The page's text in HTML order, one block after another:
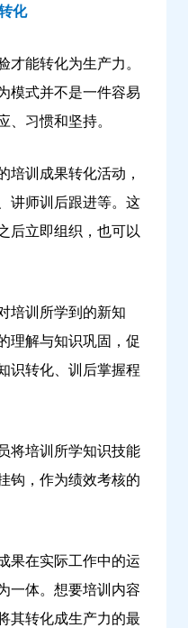
化
才能转化为生产力。
模式并不是一件容易
、习惯和坚持。
培训成果转化活动，
讲师训后跟进等。这
后立即组织，也可以
培训所学到的新知
理解与知识巩固，促
识转化、训后掌握程
将培训所学知识技能
钩，作为绩效考核的
果在实际工作中的运
一体。想要培训内容
其转化成生产力的最